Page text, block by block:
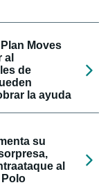
Moves
al
de
la ayuda
su
al
Polo